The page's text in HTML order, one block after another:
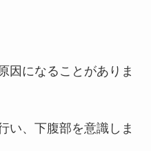
因になることがありま
い、下腹部を意識しま